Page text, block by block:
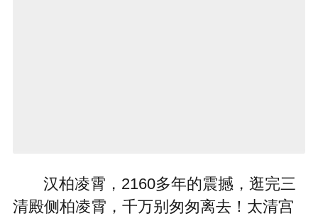
汉柏凌霄，2160多年的震撼，逛完三
清殿侧柏凌霄，千万别匆匆离去！太清宫